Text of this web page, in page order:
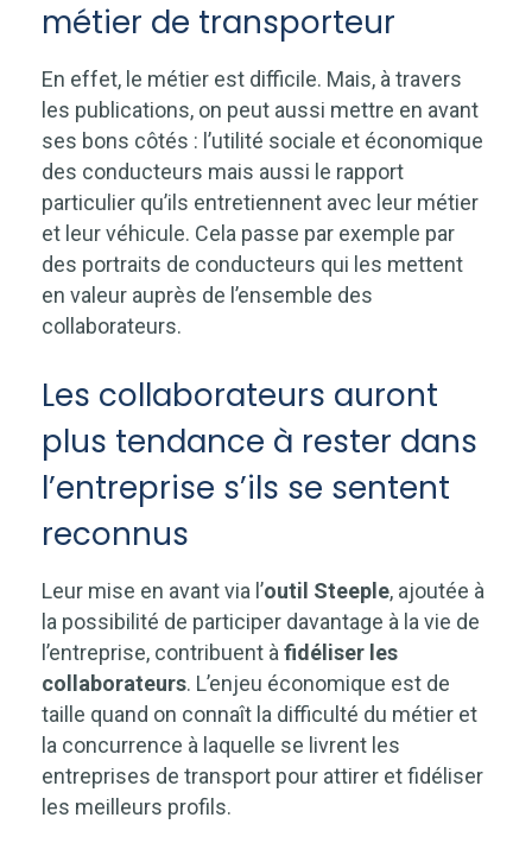
métier de transporteur
En effet, le métier est difficile. Mais, à travers
les publications, on peut aussi mettre en avant
ses bons côtés : l’utilité sociale et économique
des conducteurs mais aussi le rapport
particulier qu’ils entretiennent avec leur métier
et leur véhicule. Cela passe par exemple par
des portraits de conducteurs qui les mettent
en valeur auprès de l’ensemble des
collaborateurs.
Les collaborateurs auront
plus tendance à rester dans
l’entreprise s’ils se sentent
reconnus
Leur mise en avant via l’outil Steeple, ajoutée à
la possibilité de participer davantage à la vie de
l’entreprise, contribuent à fidéliser les
collaborateurs. L’enjeu économique est de
taille quand on connaît la difficulté du métier et
la concurrence à laquelle se livrent les
entreprises de transport pour attirer et fidéliser
les meilleurs profils.